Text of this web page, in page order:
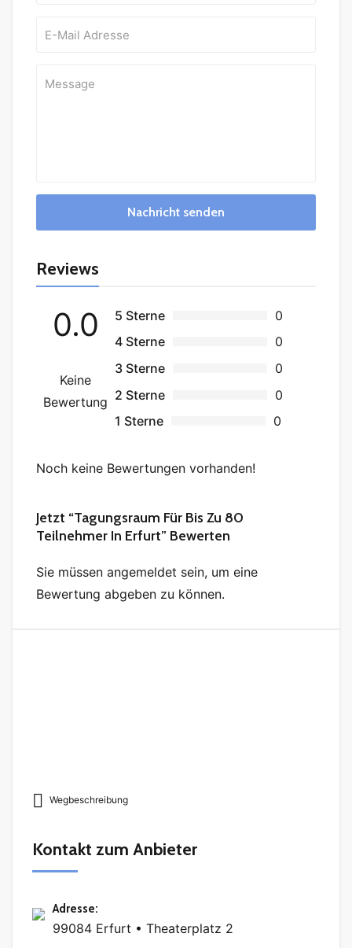
Nachricht senden
Reviews
0.0
Keine
Bewertung
5 Sterne
0
4 Sterne
0
3 Sterne
0
2 Sterne
0
1 Sterne
0
Noch keine Bewertungen vorhanden!
Jetzt “Tagungsraum Für Bis Zu 80
Teilnehmer In Erfurt” Bewerten
Sie müssen angemeldet sein, um eine
Bewertung abgeben zu können.
Wegbeschreibung
Kontakt zum Anbieter
Adresse:
99084 Erfurt • Theaterplatz 2